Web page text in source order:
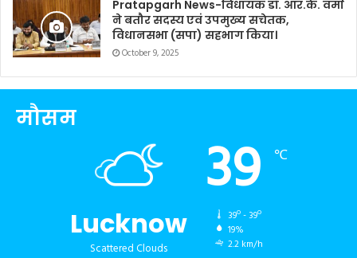
Pratapgarh News-विधायक डॉ. आर.के. वर्मा
ने बतौर सदस्य एवं उपमुख्य सचेतक,
विधानसभा (सपा) सहभाग किया।
October 9, 2025
मौसम
Lucknow
Scattered Clouds
39 ℃
39º - 39º
19%
2.2 km/h